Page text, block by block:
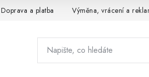
Doprava a platba Výměna, vrácení a